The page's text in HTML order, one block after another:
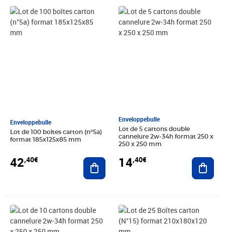
Enveloppebulle
Lot de 100 boîtes carton (n°5a)
format 185x125x85 mm
42,40€
Prix 42,40€
Ajouter au panier
Enveloppebulle
Lot de 5 cartons double
cannelure 2w-34h format 250 x
250 x 250 mm
14,40€
Prix 14,40€
Prix 23,00€ Prix 14,20€